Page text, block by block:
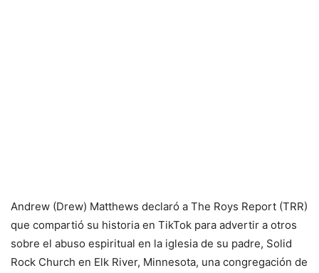
Andrew (Drew) Matthews declaró a The Roys Report (TRR)
que compartió su historia en TikTok para advertir a otros
sobre el abuso espiritual en la iglesia de su padre, Solid
Rock Church en Elk River, Minnesota, una congregación de